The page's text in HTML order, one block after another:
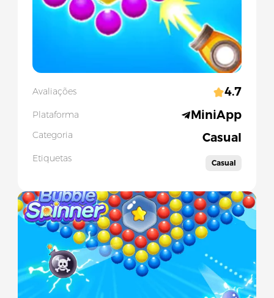
Slide 1 of 1
Avaliações 4.7
Plataforma MiniApp
Categoria Casual
Etiquetas Casual